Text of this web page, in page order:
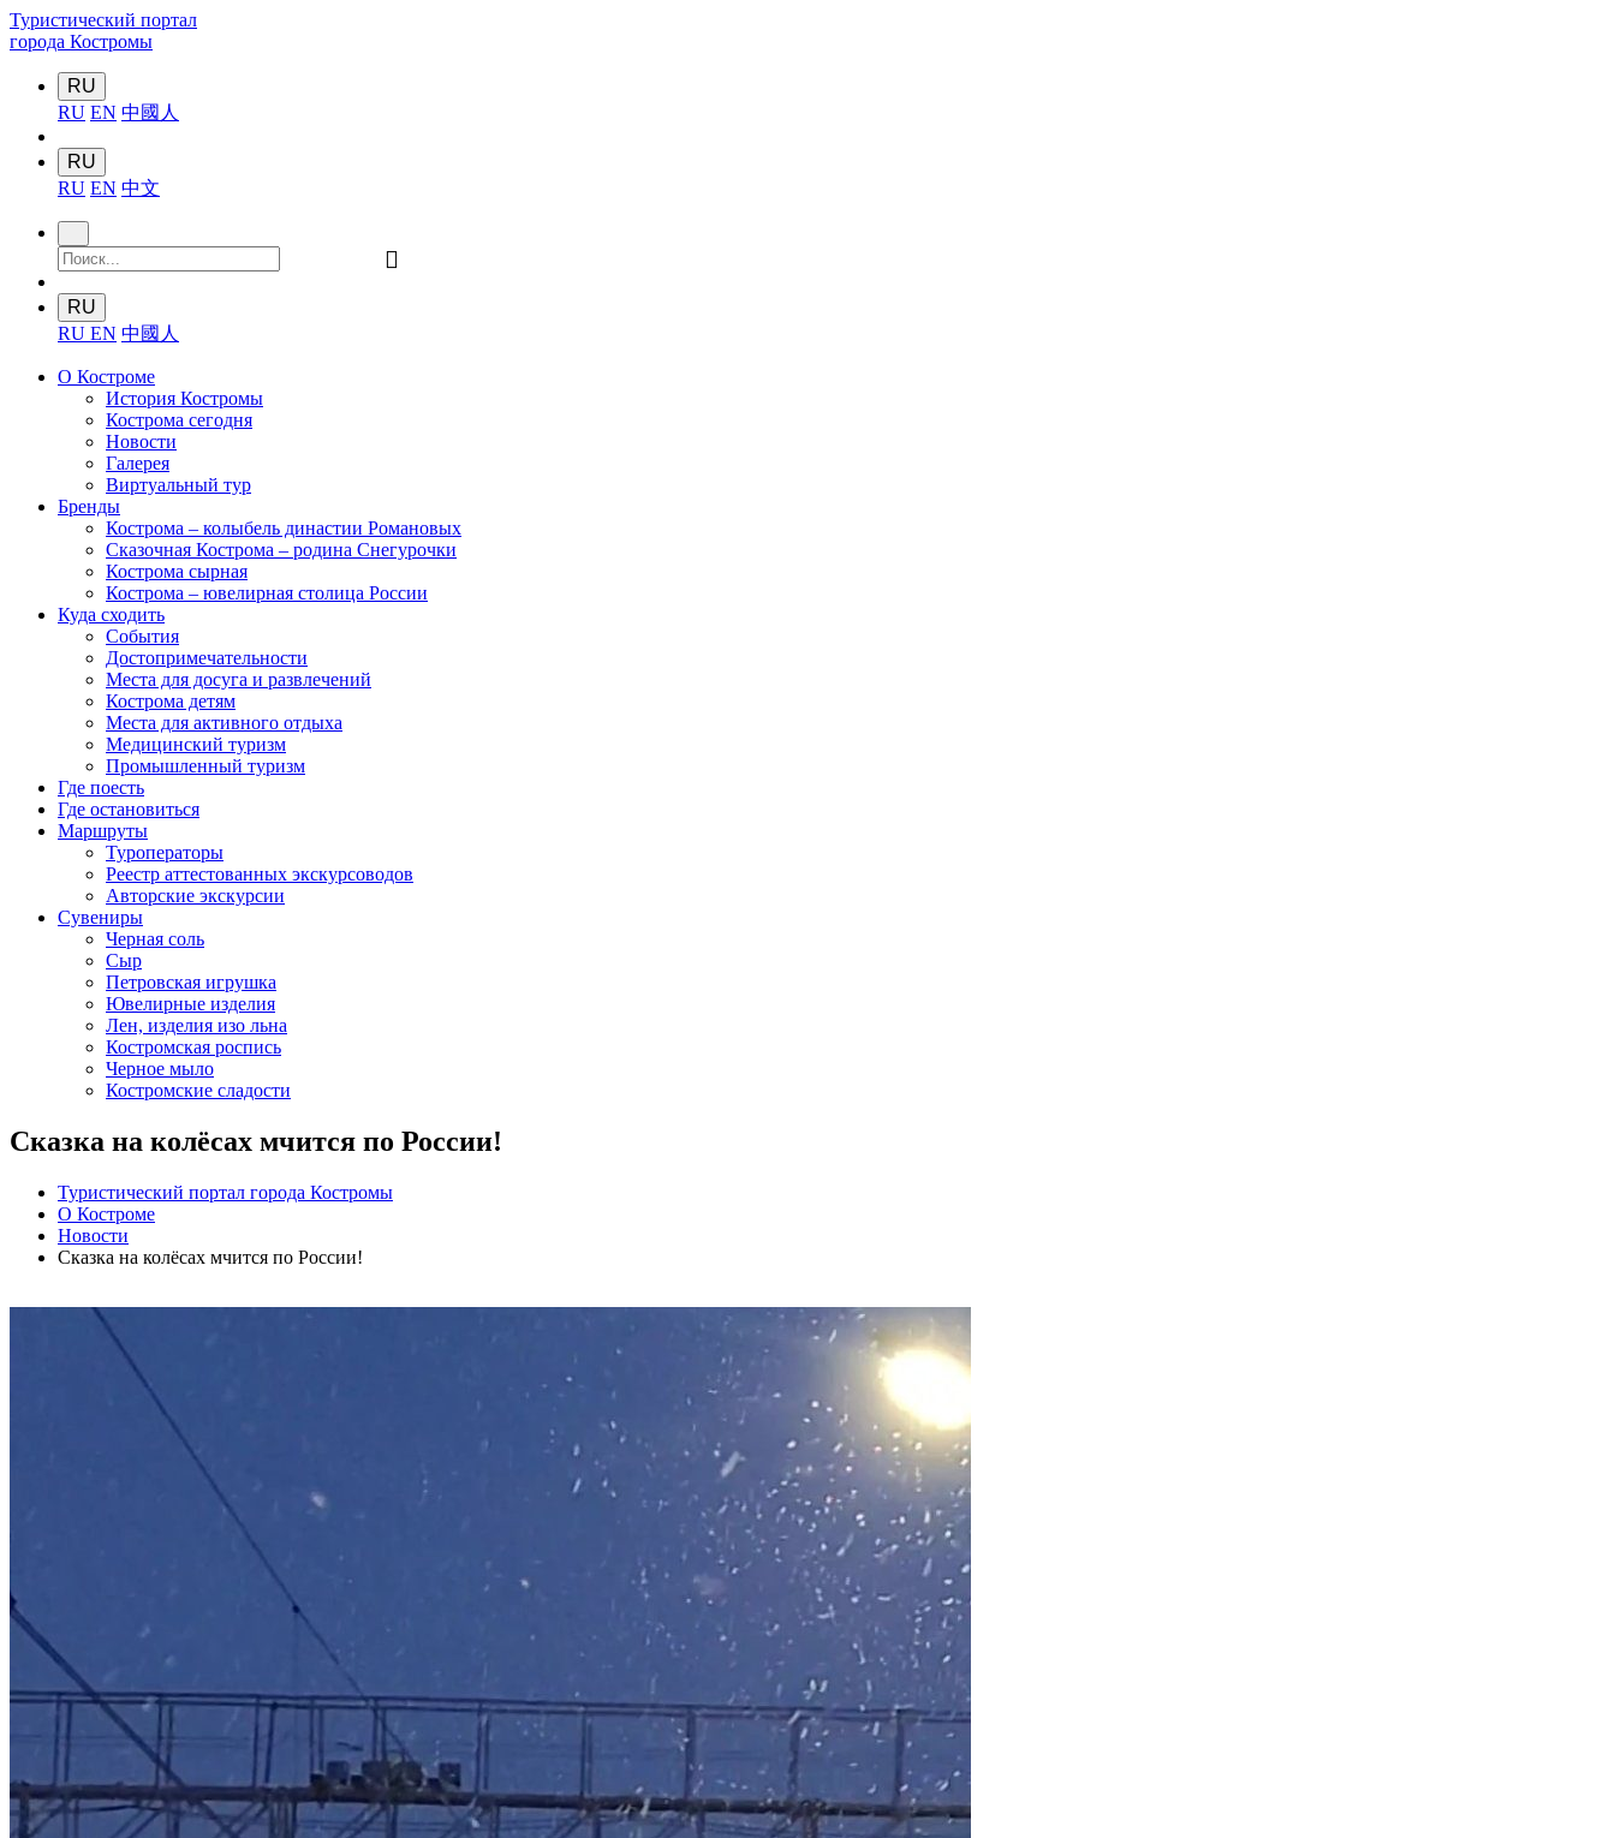
Туристический портал
города Костромы
RU
RU EN 中國人
RU
RU EN 中文
󰍉
RU
RU EN 中國人
О Костроме
История Костромы
Кострома сегодня
Новости
Галерея
Виртуальный тур
Бренды
Кострома – колыбель династии Романовых
Сказочная Кострома – родина Снегурочки
Кострома сырная
Кострома – ювелирная столица России
Куда сходить
События
Достопримечательности
Места для досуга и развлечений
Кострома детям
Места для активного отдыха
Медицинский туризм
Промышленный туризм
Где поесть
Где остановиться
Маршруты
Туроператоры
Реестр аттестованных экскурсоводов
Авторские экскурсии
Сувениры
Черная соль
Сыр
Петровская игрушка
Ювелирные изделия
Лен, изделия изо льна
Костромская роспись
Черное мыло
Костромские сладости
Сказка на колёсах мчится по России!
Туристический портал города Костромы
О Костроме
Новости
Сказка на колёсах мчится по России!